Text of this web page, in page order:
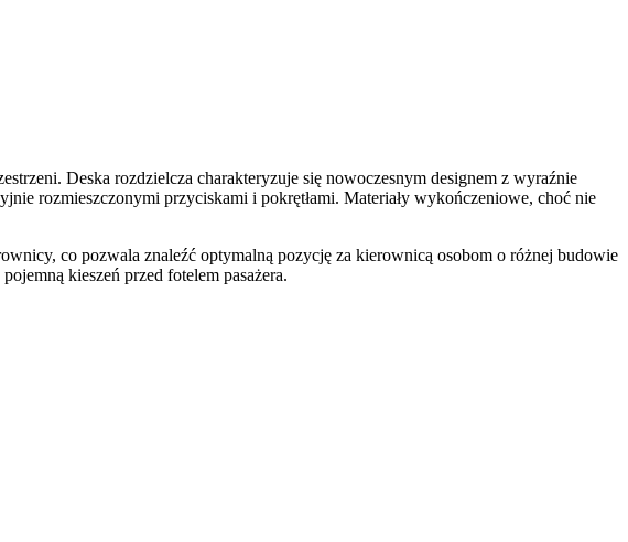
Deska rozdzielcza charakteryzuje się nowoczesnym designem z wyraźnie
rozmieszczonymi przyciskami i pokrętłami. Materiały wykończeniowe, choć nie
co pozwala znaleźć optymalną pozycję za kierownicą osobom o różnej budowie
kieszeń przed fotelem pasażera.